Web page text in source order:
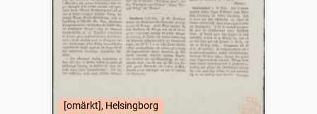
[omärkt], Helsingborg